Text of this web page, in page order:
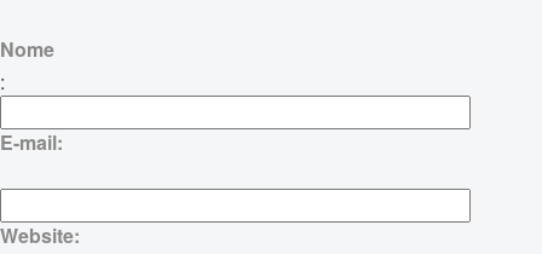
Nome
:
E-mail:
Website: